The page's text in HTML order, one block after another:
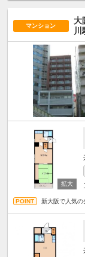
マンション
大
新大阪で人気の